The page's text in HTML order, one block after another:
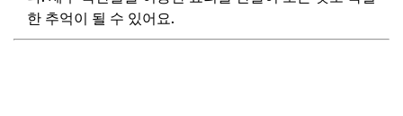
한 추억이 될 수 있어요.